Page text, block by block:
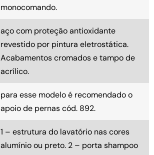
monocomando.
aço com proteção antioxidante
revestido por pintura eletrostática.
Acabamentos cromados e tampo de
acrílico.
para esse modelo é recomendado o
apoio de pernas cód. 892.
1 – estrutura do lavatório nas cores
alumínio ou preto. 2 – porta shampoo